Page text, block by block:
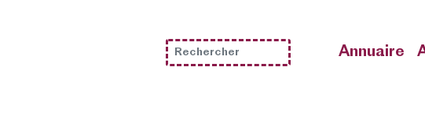
Annuaire
Annuaire
Annuaire
Annuaire